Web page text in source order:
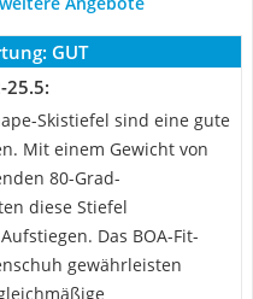
GUT
25.5:
Skistiefel sind eine gute
Mit einem Gewicht von
80-Grad-
diese Stiefel
Das BOA-Fit-
gewährleisten